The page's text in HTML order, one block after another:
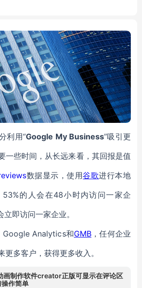
利用“Google My Business”吸引更
一些时间，从长远来看，其回报是值
数据显示，使用谷歌进行本地
的人会在48小时内访问一家企
即访问一家企业。
Google Analytics和GMB，任何企业
更多客户，获得更多收入。
画制作软件creator正版可显示在评论区
作简单